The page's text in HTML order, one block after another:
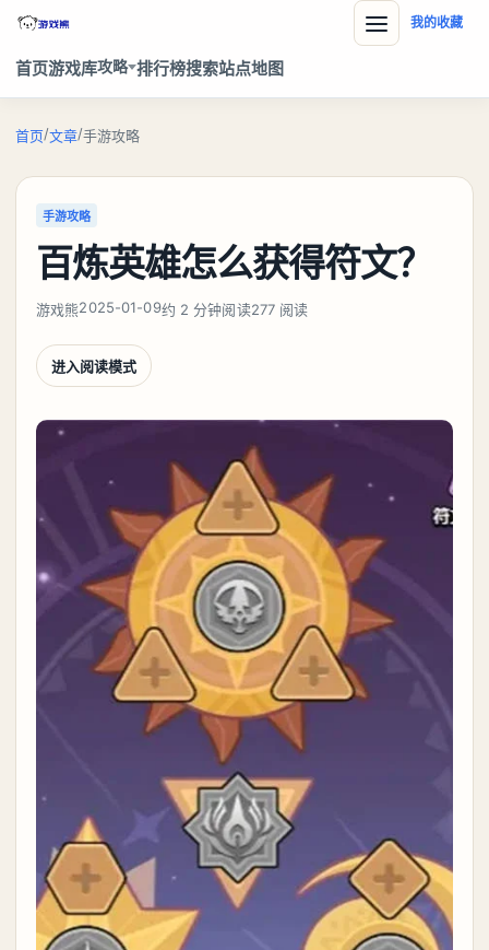
首页游戏库攻略 排行榜搜索站点地图
我的收藏
首页/文章/手游攻略
手游攻略
百炼英雄怎么获得符文？
游戏熊2025-01-09约 2 分钟阅读277 阅读
进入阅读模式